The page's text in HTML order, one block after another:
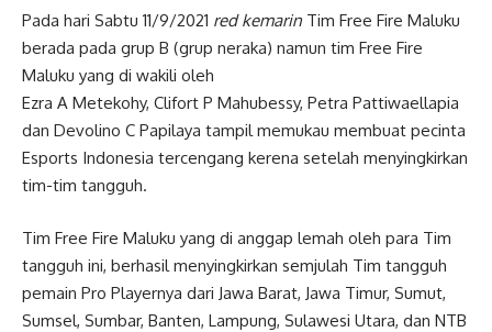
Pada hari Sabtu 11/9/2021 red kemarin Tim Free Fire Maluku
berada pada grup B (grup neraka) namun tim Free Fire
Maluku yang di wakili oleh
Ezra A Metekohy, Clifort P Mahubessy, Petra Pattiwaellapia
dan Devolino C Papilaya tampil memukau membuat pecinta
Esports Indonesia tercengang kerena setelah menyingkirkan
tim-tim tangguh.
Tim Free Fire Maluku yang di anggap lemah oleh para Tim
tangguh ini, berhasil menyingkirkan semjulah Tim tangguh
pemain Pro Playernya dari Jawa Barat, Jawa Timur, Sumut,
Sumsel, Sumbar, Banten, Lampung, Sulawesi Utara, dan NTB